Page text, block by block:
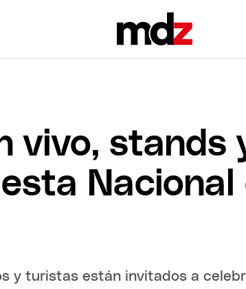
vivo,
Nacional
y turistas están invitados a